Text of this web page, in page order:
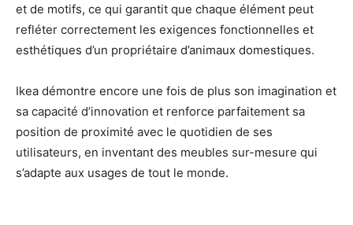
et de motifs, ce qui garantit que chaque élément peut
refléter correctement les exigences fonctionnelles et
esthétiques d’un propriétaire d’animaux domestiques.
Ikea démontre encore une fois de plus son imagination et
sa capacité d’innovation et renforce parfaitement sa
position de proximité avec le quotidien de ses
utilisateurs, en inventant des meubles sur-mesure qui
s’adapte aux usages de tout le monde.